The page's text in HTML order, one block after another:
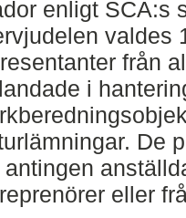
enligt SCA:s
valdes
från
i
De
antingen
eller